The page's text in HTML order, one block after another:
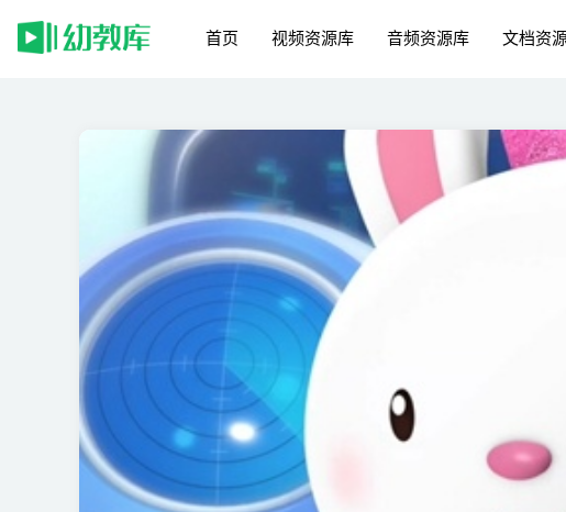
首页 视频资源库 音频资源库 文档资